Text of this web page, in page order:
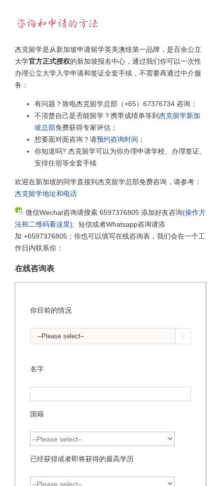
杰克留学是从新加坡申请留学英美澳纽第一品牌，是百余公立
大学官方正式授权的新加坡报名中心，通过我们你可以一次性
办理公立大学入学申请和签证全套手续，不需要再通过中介服
务：
有问题？致电杰克留学总部（+65）67376734 咨询；
不清楚自己是否能留学？携带成绩单等到杰克留学新加
坡总部免费获得专家评估；
想要面对面咨询？请预约咨询时间 ；
你知道吗? 杰克留学可以为你办理申请学校、办理签证、
安排住宿等全套手续
欢迎在新加坡的同学直接到杰克留学总部免费咨询，请参考：
杰克留学地址和电话
微信Wechat咨询请搜索 6597376805 添加好友咨询(操作方
法和二维码看这里); 短信或者Whatsapp咨询请添
加 +6597376805；你也可以填写在线咨询表，我们会在一个工
作日内联系你：
在线咨询表
你目前的情况

名字
国籍
已经获得或者即将获得的最高学历